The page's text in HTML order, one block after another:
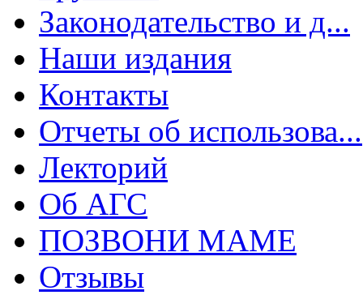
Законодательство и д...
Наши издания
Контакты
Отчеты об использова...
Лекторий
Об АГС
ПОЗВОНИ МАМЕ
Отзывы